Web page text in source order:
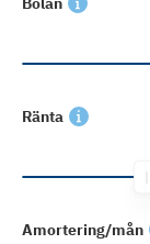
Ränta
Amortering/mån